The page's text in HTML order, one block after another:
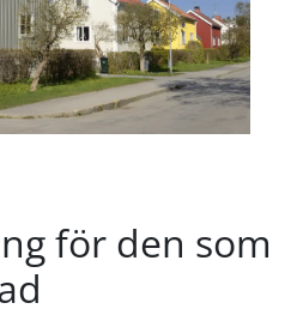
för den som